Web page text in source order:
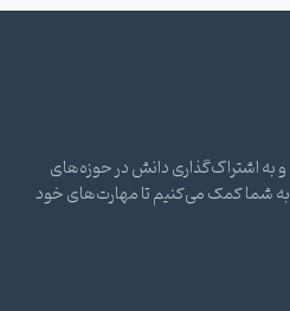
به اشتراک‌گذاری دانش در حوزه‌های
شما کمک می‌کنیم تا مهارت‌های خود